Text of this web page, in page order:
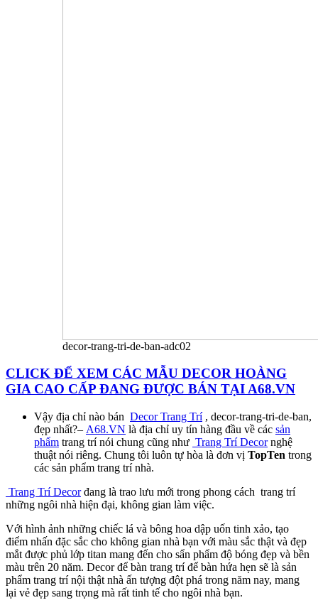
decor-trang-tri-de-ban-adc02
CLICK ĐỂ XEM CÁC MẪU DECOR HOÀNG
GIA CAO CẤP ĐANG ĐƯỢC BÁN TẠI A68.VN
Vậy địa chỉ nào bán Decor Trang Trí, decor-trang-tri-de-ban,
đẹp nhất?– A68.VN là địa chỉ uy tín hàng đầu về các sản
phẩm trang trí nói chung cũng như Trang Trí Decornghệ
thuật nói riêng. Chung tôi luôn tự hòa là đơn vị TopTen trong
các sản phẩm trang trí nhà.
Trang Trí Decorđang là trao lưu mới trong phong cách trang trí
những ngôi nhà hiện đại, không gian làm việc.
Với hình ảnh những chiếc lá và bông hoa dập uốn tinh xảo, tạo
điểm nhấn đặc sắc cho không gian nhà bạn với màu sắc thật và đẹp
mắt được phủ lớp titan mang đến cho sẩn phẩm độ bóng đẹp và bền
màu trên 20 năm. Decor để bàn trang trí để bàn hứa hẹn sẽ là sản
phẩm trang trí nội thật nhà ấn tượng đột phá trong năm nay, mang
lại vẻ đẹp sang trọng mà rất tinh tế cho ngôi nhà bạn.